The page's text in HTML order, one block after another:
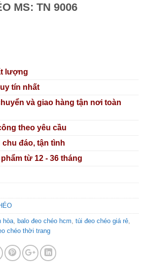
MS: TN 9006
lượng
tín nhất
và giao hàng tận nơi toàn
theo yêu cầu
chu đáo, tận tình
từ 12 - 36 tháng
hòa balo đeo chéo hcm túi đeo chéo giá rẻ
chéo thời trang